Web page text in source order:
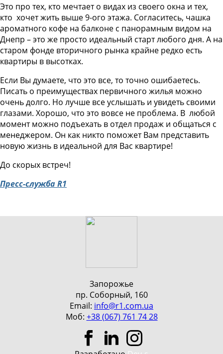
Это про тех, кто мечтает о видах из своего окна и тех,
кто хочет жить выше 9-ого этажа. Согласитесь, чашка
ароматного кофе на балконе с панорамным видом на
Днепр – это же просто идеальный старт любого дня. А на
старом фонде вторичного рынка крайне редко есть
квартиры в высотках.
Если Вы думаете, что это все, то точно ошибаетесь.
Писать о преимуществах первичного жилья можно
очень долго. Но лучше все услышать и увидеть своими
глазами. Хорошо, что это вовсе не проблема. В любой
момент можно подъехать в отдел продаж и общаться с
менеджером. Он как никто поможет Вам представить
новую жизнь в идеальной для Вас квартире!
До скорых встреч!
Пресс-служба R1
Запорожье
пр. Соборный, 160
Email: info@r1.com.ua
Моб: +38 (067) 761 74 28